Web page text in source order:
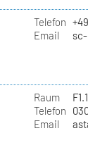
Telefon
Email
Raum
Telefon
Email